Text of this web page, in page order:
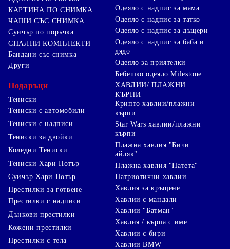
КАРТИНА ПО СНИМКА
ЧАШИ СЪС СНИМКА
Суичър по поръчка
СПАЛНИ КОМПЛЕКТИ
Бандани със снимка
Други
Подаръци
Тениски
Тениски с автомобили
Тениски с надписи
Тениски за двойки
Коледни Тениски
Тениски Хари Потър
Суичър Хари Потър
Престилки за готвене
Престилки с надписи
Дънкови престилки
Кожени престилки
Престилки с тела
Одеяло с надпис за мама
Одеяло с надпис за татко
Одеяло с надпис за дъщери
Одеяло с надпис за баба и
дядо
Одеяло за приятелки
Бебешко одеяло Milestone
ХАВЛИИ/ ПЛАЖНИ
КЪРПИ
Крипто хавлии/плажни
кърпи
Star Wars хавлии/плажни
кърпи
Плажна хавлия "Бичи
айляк"
Плажна хавлия "Патета"
Патриотични хавлии
Хавлия за кръщене
Хавлии с мандали
Хавлии "Батман"
Хавлия / кърпа с име
Хавлии с бири
Хавлии BMW